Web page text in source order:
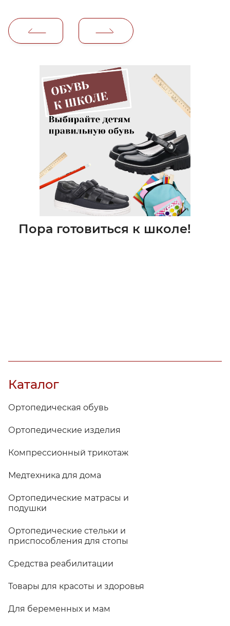
Пора готовиться к школе!
Каталог
Ортопедическая обувь
Ортопедические изделия
Компрессионный трикотаж
Медтехника для дома
Ортопедические матрасы и
подушки
Ортопедические стельки и
приспособления для стопы
Средства реабилитации
Товары для красоты и здоровья
Для беременных и мам